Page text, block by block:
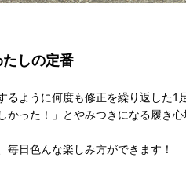
しの定番
ように何度も修正を繰り返した1足
った！」とやみつきになる履き心
日色んな楽しみ方ができます！